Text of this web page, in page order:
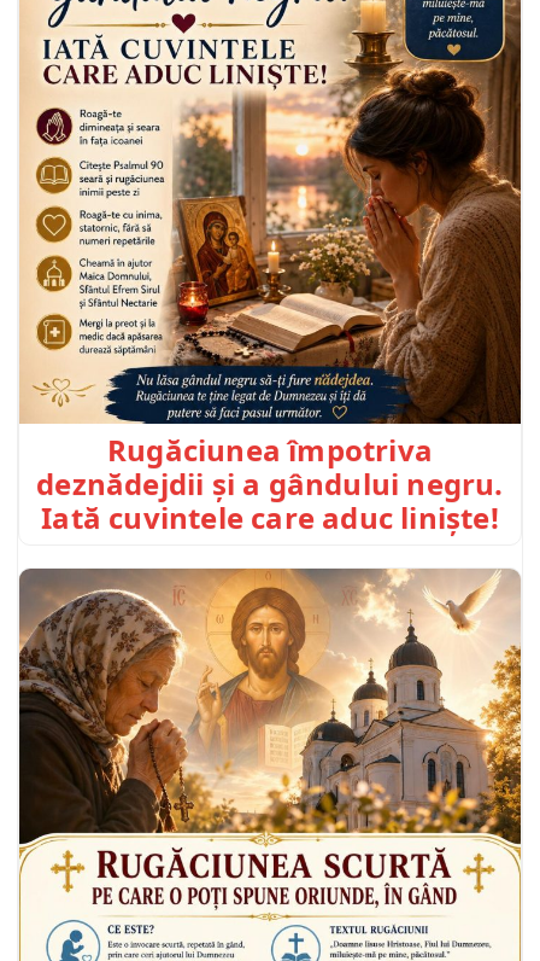
Rugăciunea împotriva
deznădejdii și a gândului negru.
Iată cuvintele care aduc liniște!